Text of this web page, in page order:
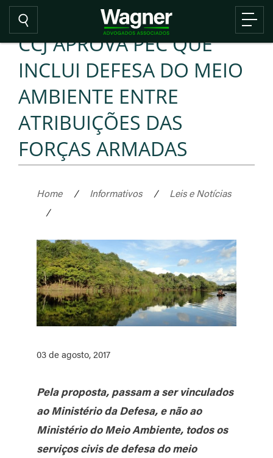
CCJ APROVA PEC QUE
INCLUI DEFESA DO MEIO
AMBIENTE ENTRE
ATRIBUIÇÕES DAS
FORÇAS ARMADAS
Home / Informativos /
Leis e Notícias
/
03 de agosto, 2017
Pela proposta, passam a ser vinculados
ao Ministério da Defesa, e não ao
Ministério do Meio Ambiente, todos os
serviços civis de defesa do meio